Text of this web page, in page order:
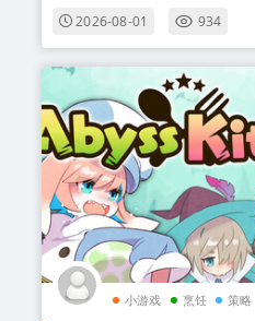
2026-08-01 934
小游戏 烹饪 策略